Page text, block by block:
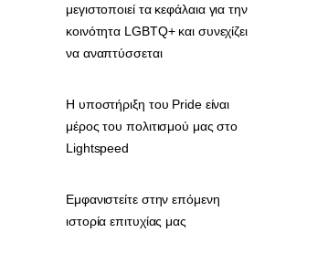
μεγιστοποιεί τα κεφάλαια για την
κοινότητα LGBTQ+ και συνεχίζει
να αναπτύσσεται
Η υποστήριξη του Pride είναι
μέρος του πολιτισμού μας στο
Lightspeed
Εμφανιστείτε στην επόμενη
ιστορία επιτυχίας μας